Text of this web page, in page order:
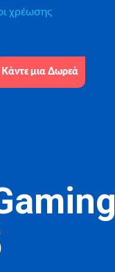
χρέωσης
Κάντε μια Δωρεά